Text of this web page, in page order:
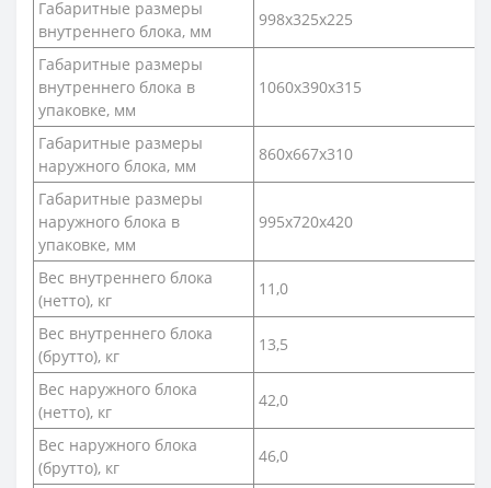
Габаритные размеры
внутреннего блока, мм
998x325x225
Габаритные размеры
внутреннего блока в
упаковке, мм
1060x390x315
Габаритные размеры
наружного блока, мм
860x667x310
Габаритные размеры
наружного блока в
упаковке, мм
995x720x420
Вес внутреннего блока
(нетто), кг
11,0
Вес внутреннего блока
(брутто), кг
13,5
Вес наружного блока
(нетто), кг
42,0
Вес наружного блока
(брутто), кг
46,0